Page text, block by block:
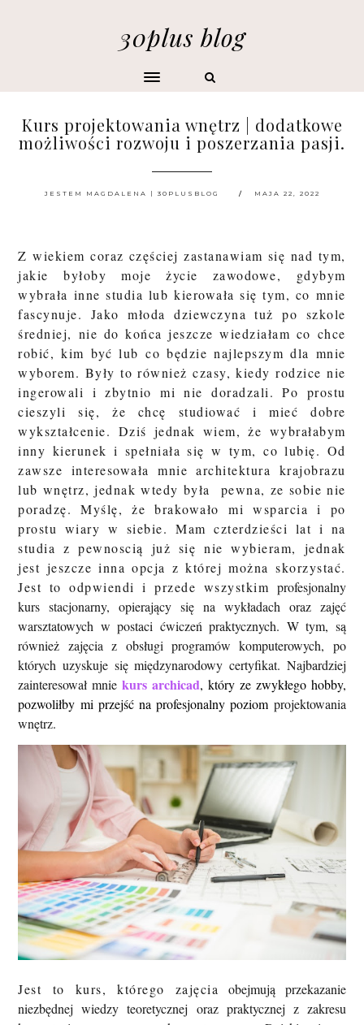
30plus blog
Kurs projektowania wnętrz | dodatkowe
możliwości rozwoju i poszerzania pasji.
JESTEM MAGDALENA | 30PLUSBLOG MAJA 22, 2022
Z wiekiem coraz częściej zastanawiam się nad tym,
jakie byłoby moje życie zawodowe, gdybym
wybrała inne studia lub kierowała się tym, co mnie
fascynuje. Jako młoda dziewczyna tuż po szkole
średniej, nie do końca jeszcze wiedziałam co chce
robić, kim być lub co będzie najlepszym dla mnie
wyborem. Były to również czasy, kiedy rodzice nie
ingerowali i zbytnio mi nie doradzali. Po prostu
cieszyli się, że chcę studiować i mieć dobre
wykształcenie. Dziś jednak wiem, że wybrałabym
inny kierunek i spełniała się w tym, co lubię. Od
zawsze interesowała mnie architektura krajobrazu
lub wnętrz, jednak wtedy była pewna, ze sobie nie
poradzę. Myślę, że brakowało mi wsparcia i po
prostu wiary w siebie. Mam czterdzieści lat i na
studia z pewnoscią już się nie wybieram, jednak
jest jeszcze inna opcja z której można skorzystać.
Jest to odpwiendi i przede wszystkim profesjonalny
kurs stacjonarny, opierający się na wykładach oraz zajęć
warsztatowych w postaci ćwiczeń praktycznych. W tym, są
również zajęcia z obsługi programów komputerowych, po
których uzyskuje się międzynarodowy certyfikat. Najbardziej
zainteresował mniekurs archicad, który ze zwykłego hobby,
pozwoliłby mi przejść na profesjonalny poziom projektowania
wnętrz.
Jest to kurs, którego zajęcia
obejmują przekazanie
niezbędnej wiedzy teoretycznej oraz praktycznej z zakresu